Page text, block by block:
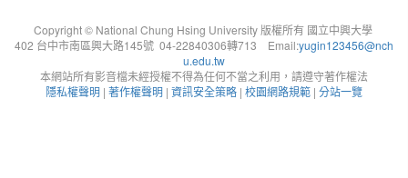
Copyright © National Chung Hsing University 版權所有 國立中興大學
402 台中市南區興大路145號 04-22840306轉713 Email:yugin123456@nch
u.edu.tw
本網站所有影音檔未經授權不得為任何不當之利用，請遵守著作權法
隱私權聲明 | 著作權聲明 | 資訊安全策略 | 校園網路規範 | 分站一覽